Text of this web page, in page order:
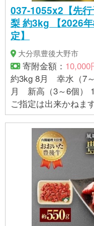
037-1055x2【先
梨 約3kg 【2026
定】
大分県豊後大野市
寄附金額： 10,000
約3kg 8月 幸水（7
月 新高（3～6個）
ご指定は出来かねま
ますようお願い致し